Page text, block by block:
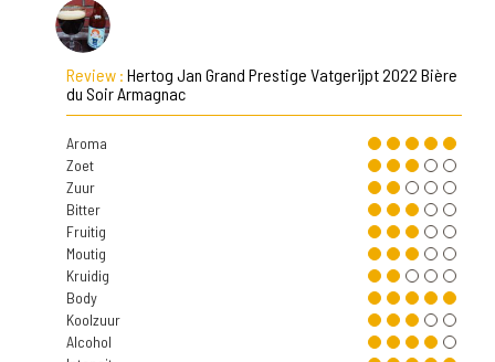
Review : Hertog Jan Grand Prestige Vatgerijpt 2022 Bière
du Soir Armagnac
Aroma
Zoet
Zuur
Bitter
Fruitig
Moutig
Kruidig
Body
Koolzuur
Alcohol